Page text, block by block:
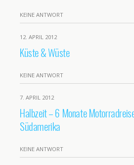
KEINE ANTWORT
12. APRIL 2012
Küste & Wüste
KEINE ANTWORT
7. APRIL 2012
Halbzeit – 6 Monate
Südamerika
KEINE ANTWORT